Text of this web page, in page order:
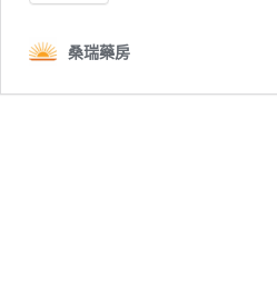
桑瑞藥房